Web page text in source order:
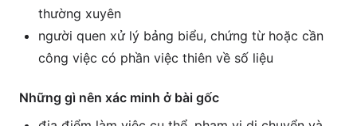
thường xuyên
người quen xử lý bảng biểu, chứng từ hoặc cần
công việc có phần việc thiên về số liệu
Những gì nên xác minh ở bài gốc